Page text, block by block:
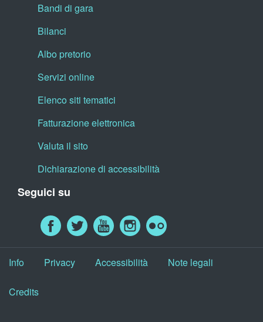
Bandi di gara
Bilanci
Albo pretorio
Servizi online
Elenco siti tematici
Fatturazione elettronica
Valuta il sito
Dichiarazione di accessibilità
Seguici su
Info Privacy Accessibilità Note legali
Credits